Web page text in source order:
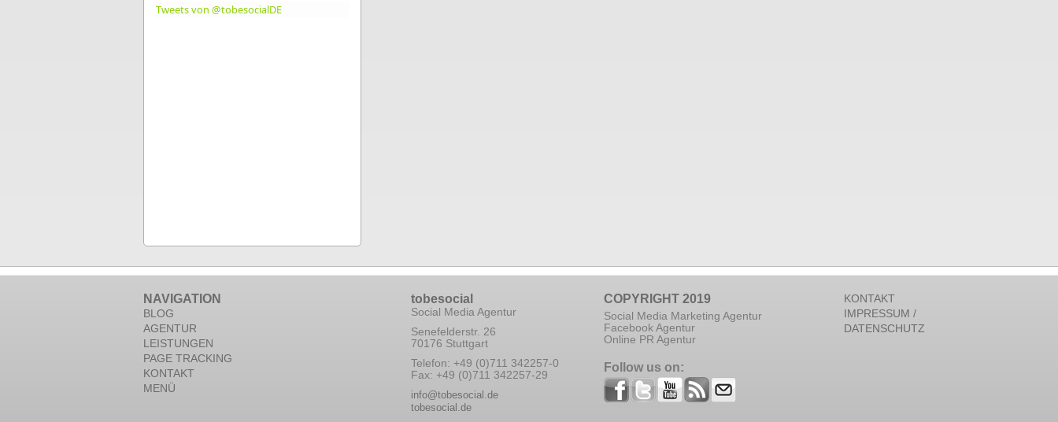
Tweets von @tobesocialDE
NAVIGATION
BLOG
AGENTUR
LEISTUNGEN
PAGE TRACKING
KONTAKT
MENÜ
tobesocial
Social Media Agentur
Senefelderstr. 26
70176 Stuttgart
Telefon: +49 (0)711 342257-0
Fax: +49 (0)711 342257-29
info@tobesocial.de
tobesocial.de
COPYRIGHT 2019
Social Media Marketing Agentur
Facebook Agentur
Online PR Agentur
Follow us on:
KONTAKT
IMPRESSUM /
DATENSCHUTZ